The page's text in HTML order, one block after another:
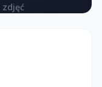
zdjęć